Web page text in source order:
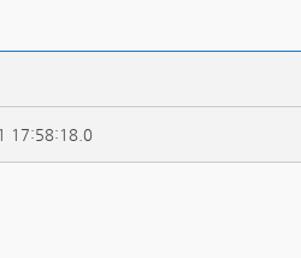
17:58:18.0